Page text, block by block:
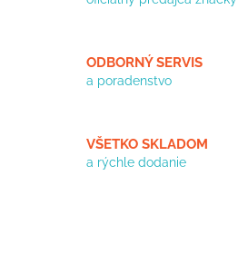
ODBORNÝ SERVIS
a poradenstvo
VŠETKO SKLADOM
a rýchle dodanie